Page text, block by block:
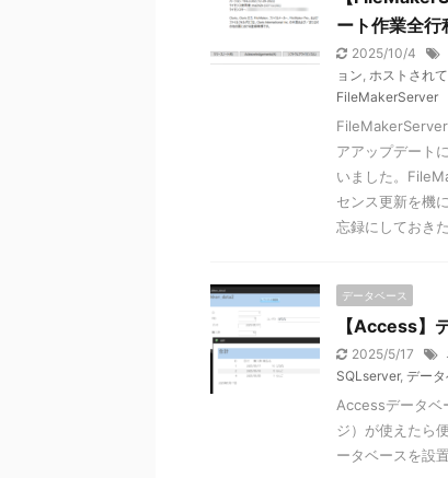
ート作業全行
2025/10/4
ョン, ホストされ
FileMakerServer
アアップデート
いました。
センス更新を機
忘録にしておき
データベース
【Access】
2025/5/17
SQLserver, デー
Accessデータベ
ジ）が使えたら
ータベースを設